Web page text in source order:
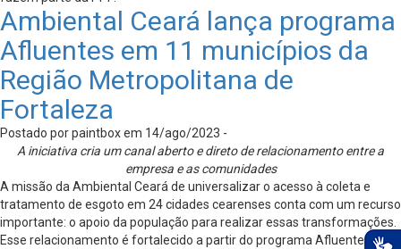
Ambiental Ceará lança programa
Afluentes em 11 municípios da
Região Metropolitana de
Fortaleza
Postado por paintbox em 14/ago/2023 -
A iniciativa cria um canal aberto e direto de relacionamento entre a
empresa e as comunidades
A missão da Ambiental Ceará de universalizar o acesso à coleta e
tratamento de esgoto em 24 cidades cearenses conta com um recurso
importante: o apoio da população para realizar essas transformações.
Esse relacionamento é fortalecido a partir do programa Afluentes, que